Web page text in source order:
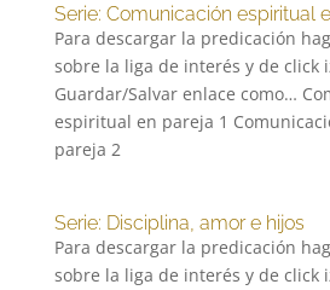
Serie: Comunicación espiritual
Para descargar la predicación
sobre la liga de interés y de click
Guardar/Salvar enlace como…
espiritual en pareja 1
pareja 2
Serie: Disciplina, amor e hijos
Para descargar la predicación
sobre la liga de interés y de click